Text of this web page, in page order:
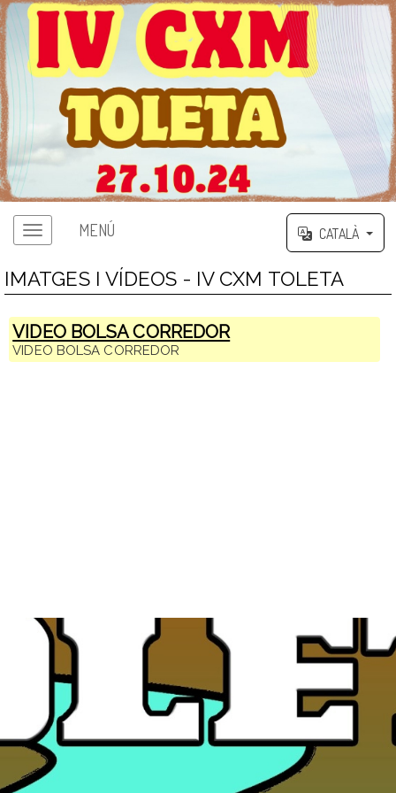
MENÚ CATALÀ
IMATGES I VÍDEOS - IV CXM TOLETA
VIDEO BOLSA CORREDOR
VIDEO BOLSA CORREDOR